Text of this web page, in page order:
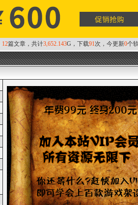
12篇文章，共计3,652.143G，下载91次，今更新0个